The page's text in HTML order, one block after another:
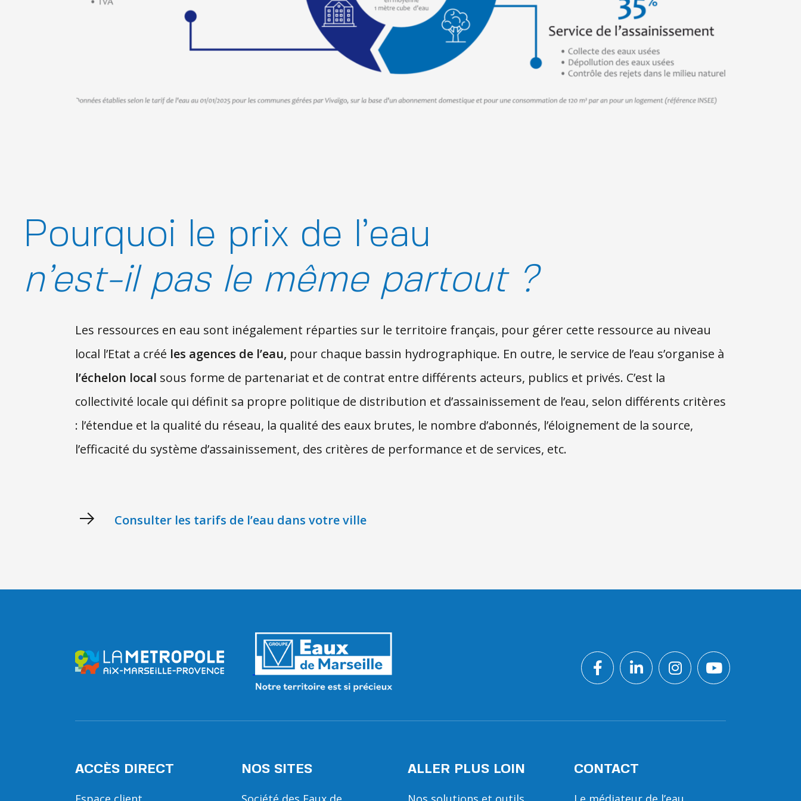
Pourquoi le prix de l’eau
n’est-il pas le même partout ?
Les ressources en eau sont inégalement réparties sur le territoire français, pour gérer cette ressource au niveau
local l’Etat a créé les agences de l’eau, pour chaque bassin hydrographique. En outre, le service de l’eau s’organise à
l’échelon local sous forme de partenariat et de contrat entre différents acteurs, publics et privés. C’est la
collectivité locale qui définit sa propre politique de distribution et d’assainissement de l’eau, selon différents critères
: l’étendue et la qualité du réseau, la qualité des eaux brutes, le nombre d’abonnés, l’éloignement de la source,
l’efficacité du système d’assainissement, des critères de performance et de services, etc.
Consulter les tarifs de l’eau dans votre ville
ACCÈS DIRECT NOS SITES ALLER PLUS LOIN CONTACT